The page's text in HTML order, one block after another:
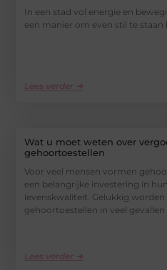
In een stad vol energie en
een manier om even stil te staan
Lees verder ➜
Wat u moet weten over
gehoortoestellen
Voor veel mensen vormen
een belangrijke investering in hun
levenskwaliteit. Gelukkig worden
gehoortoestellen in veel gevallen
Lees verder ➜